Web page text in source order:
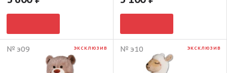
№ э09 ЭКСКЛЮЗИВ № э10 ЭКСКЛЮЗИВ